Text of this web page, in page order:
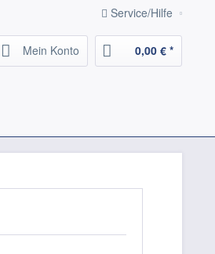
Service/Hilfe
Mein Konto 0,00 € *